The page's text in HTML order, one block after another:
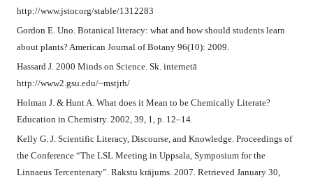
http://www.jstor.org/stable/1312283
Gordon E. Uno. Botanical literacy: what and how should students learn
about plants? American Journal of Botany 96(10): 2009.
Hassard J. 2000 Minds on Science. Sk. internetā
http://www2.gsu.edu/~mstjrh/
Holman J. & Hunt A. What does it Mean to be Chemically Literate?
Education in Chemistry. 2002, 39, 1, p. 12–14.
Kelly G. J. Scientific Literacy, Discourse, and Knowledge. Proceedings of
the Conference “The LSL Meeting in Uppsala, Symposium for the
Linnaeus Tercentenary”. Rakstu krājums. 2007. Retrieved January 30,